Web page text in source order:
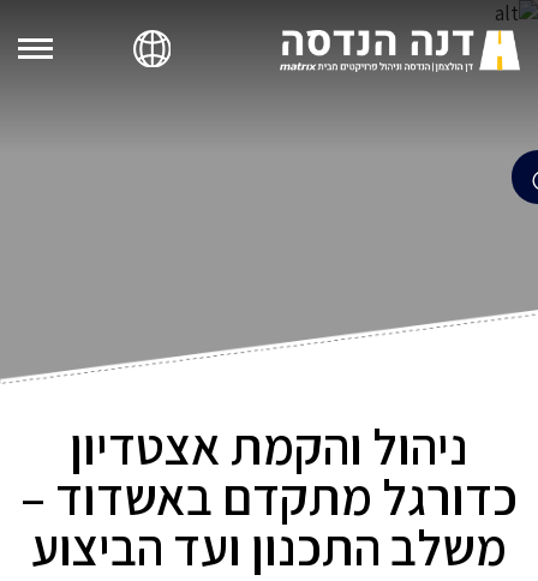
ניהול והקמת אצטדיון
כדורגל מתקדם באשדוד –
משלב התכנון ועד הביצוע